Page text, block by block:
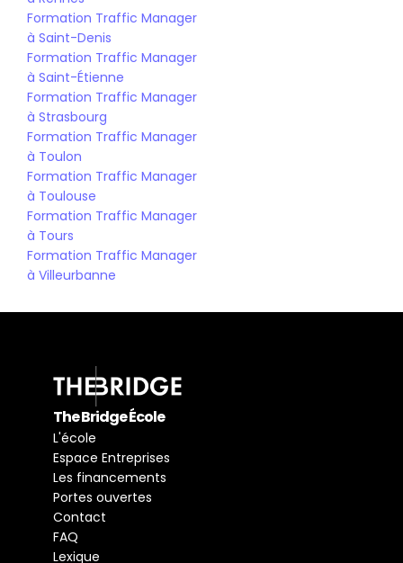
Formation Traffic Manager
à Saint-Denis
Formation Traffic Manager
à Saint-Étienne
Formation Traffic Manager
à Strasbourg
Formation Traffic Manager
à Toulon
Formation Traffic Manager
à Toulouse
Formation Traffic Manager
à Tours
Formation Traffic Manager
à Villeurbanne
The Bridge École
L'école
Espace Entreprises
Les financements
Portes ouvertes
Contact
FAQ
Lexique